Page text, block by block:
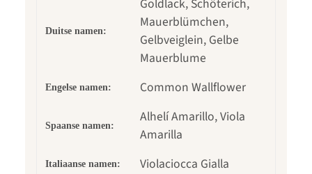
Duitse namen:
Goldlack, Schöterich,
Mauerblümchen,
Gelbveiglein, Gelbe
Mauerblume
Engelse namen: Common Wallflower
Spaanse namen:
Alhelí Amarillo, Viola
Amarilla
Italiaanse namen: Violaciocca Gialla